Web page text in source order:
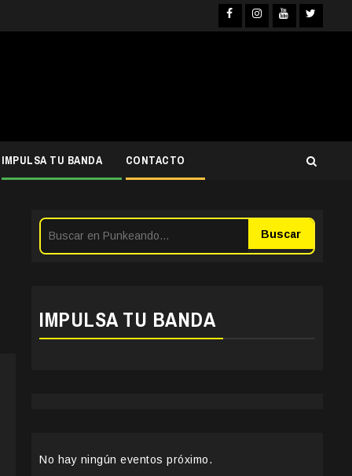
Facebook
Instagram
YouTubeTwitter
IMPULSA TU BANDA CONTACTO
Buscar
IMPULSA TU BANDA
No hay ningún eventos próximo.